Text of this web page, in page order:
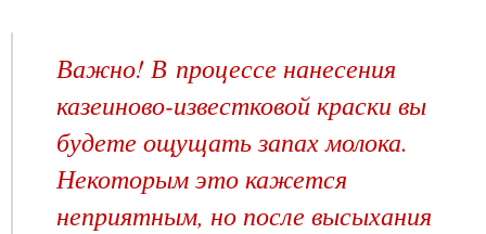
Важно! В процессе нанесения
казеиново-известковой краски вы
будете ощущать запах молока.
Некоторым это кажется
неприятным, но после высыхания